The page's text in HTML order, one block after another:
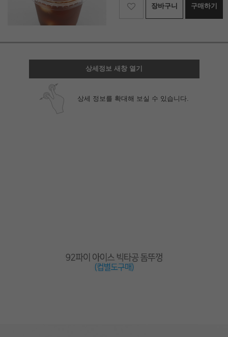
장바구니 구매하기
상세정보 새창 열기
상세 정보를 확대해 보실 수 있습니다.